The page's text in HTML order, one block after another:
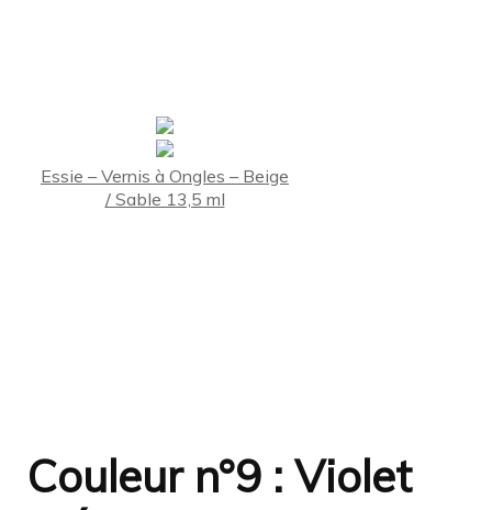
Essie – Vernis à Ongles – Beige
/ Sable 13,5 ml
Couleur n°9 : Violet